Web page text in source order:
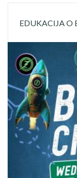
EDUKACIJA O